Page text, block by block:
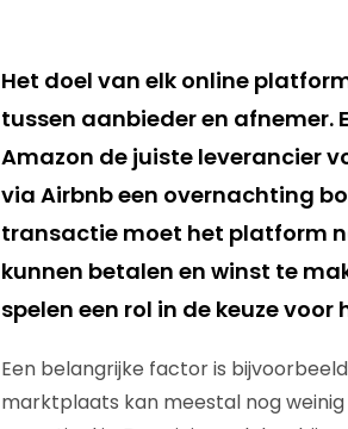
Het doel van elk online
tussen aanbieder en afnemer.
Amazon de juiste leverancier
via Airbnb een overnachting
transactie moet het platform
kunnen betalen en winst te
spelen een rol in de keuze
Een belangrijke factor is
marktplaats kan meestal nog